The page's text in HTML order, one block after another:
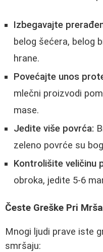
Izbegavajte
belog šećera, belog
hrane.
Povećajte unos
mlečni proizvodi
mase.
Jedite više povrća:
zeleno povrće su
Kontrolišite veličinu
obroka, jedite 5-6
Česte Greške Pri
Mnogi ljudi prave iste
smršaju: